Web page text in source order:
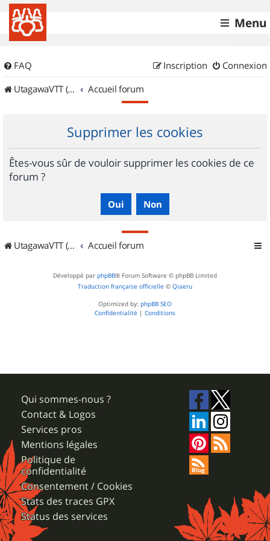
Menu
FAQ Connexion
Inscription
UtagawaVTT (Randos VTT et VTTAE avec traces GPS)
Accueil forum
Supprimer les cookies
Êtes-vous sûr de vouloir supprimer les cookies de ce
forum ?
UtagawaVTT (Randos VTT et VTTAE avec traces GPS) Accueil forum
Développé par phpBB® Forum Software © phpBB Limited
Traduction française officielle © Qiaeru
Optimized by: phpBB SEO
Confidentialité | Conditions
Qui sommes-nous ?
Contact & Logos
Services pros
Mentions légales
Politique de
confidentialité
Consentement / Cookies
Stats des traces GPX
Status des services